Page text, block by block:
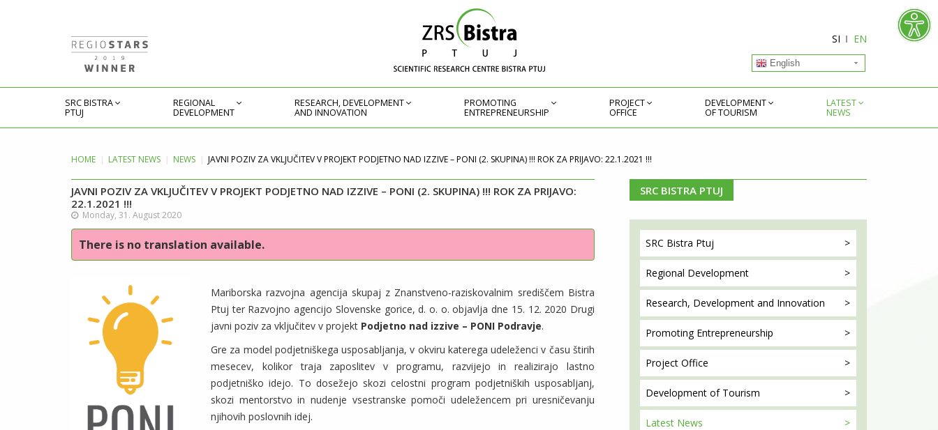
SI EN
English
SRC BISTRA
PTUJ
REGIONAL
DEVELOPMENT
RESEARCH, DEVELOPMENT
AND INNOVATION
PROMOTING
ENTREPRENEURSHIP
PROJECT
OFFICE
DEVELOPMENT
OF TOURISM
LATEST
NEWS
HOME LATEST NEWS NEWS JAVNI POZIV ZA VKLJUČITEV V PROJEKT PODJETNO NAD IZZIVE – PONI (2. SKUPINA) !!! ROK ZA PRIJAVO: 22.1.2021 !!!
JAVNI POZIV ZA VKLJUČITEV V PROJEKT PODJETNO NAD IZZIVE – PONI (2. SKUPINA) !!! ROK ZA PRIJAVO:
22.1.2021 !!!
Monday, 31. August 2020
There is no translation available.
Mariborska razvojna agencija skupaj z Znanstveno-raziskovalnim središčem Bistra
Ptuj ter Razvojno agencijo Slovenske gorice, d. o. o. objavlja dne 15. 12. 2020 Drugi
javni poziv za vključitev v projekt Podjetno nad izzive – PONI Podravje.
Gre za model podjetniškega usposabljanja, v okviru katerega udeleženci v času štirih
mesecev, kolikor traja zaposlitev v programu, razvijejo in realizirajo lastno
podjetniško idejo. To dosežejo skozi celostni program podjetniških usposabljanj,
skozi mentorstvo in nudenje vsestranske pomoči udeležencem pri uresničevanju
njihovih poslovnih idej.
SRC BISTRA PTUJ
SRC Bistra Ptuj
Regional Development
Research, Development and Innovation
Promoting Entrepreneurship
Project Office
Development of Tourism
Latest News